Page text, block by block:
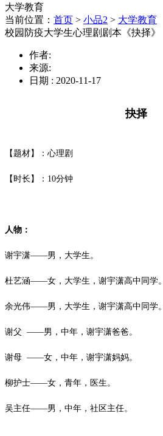
大学教育
当前位置： 首页 > 小品2 > 大学教育
校园防疫大学生心理剧剧本《抉择》
作者:
来源:
日期 : 2020-11-17
抉择
【题材】：心理剧
【时长】： 10分钟
人物：
谢宇潇——男，大学生。
杜艺涵——女，大学生，谢宇潇高中同学。
余光伟——男，大学生，谢宇潇高中同学。
谢父 ——男，中年，谢宇潇爸爸。
谢母 ——女，中年，谢宇潇妈妈。
柳护士——女，青年，医生。
吴主任——男，中年，社区主任。